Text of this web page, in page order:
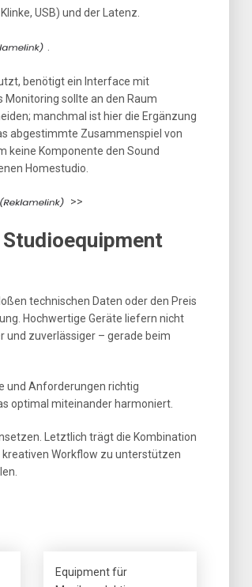
USB) und der Latenz.
benötigt ein Interface mit
sollte an den Raum
manchmal ist hier die Ergänzung
abgestimmte Zusammenspiel von
keine Komponente den Sound
Homestudio.
>>
technischen Daten oder den Preis
Hochwertige Geräte liefern nicht
und zuverlässiger – gerade beim
und Anforderungen richtig
optimal miteinander harmoniert.
Letztlich trägt die Kombination
Workflow zu unterstützen
Equipment für